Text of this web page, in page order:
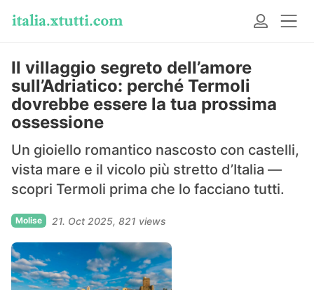
Il villaggio segreto dell’amore
sull’Adriatico: perché Termoli
dovrebbe essere la tua prossima
ossessione
Un gioiello romantico nascosto con castelli,
vista mare e il vicolo più stretto d’Italia —
scopri Termoli prima che lo facciano tutti.
Molise 21. Oct 2025 821 views